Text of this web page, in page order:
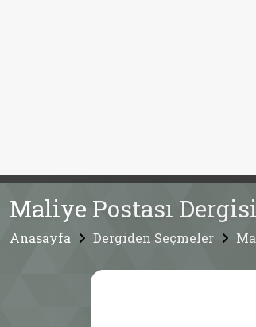
Maliye Postası Dergisi
Anasayfa Dergiden Seçmeler